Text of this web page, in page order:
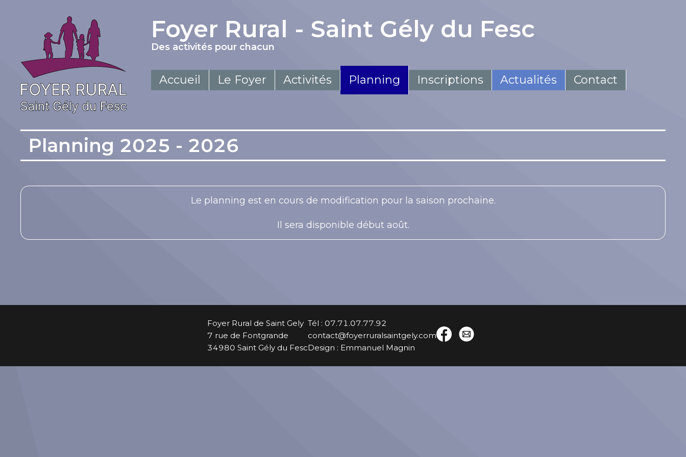
Foyer Rural - Saint Gély du Fesc
Des activités pour chacun
Accueil Le Foyer Activités Planning Inscriptions Actualités Contact
Planning 2025 - 2026
Le planning est en cours de modification pour la saison prochaine.
Il sera disponible début août.
Foyer Rural de Saint Gely
7 rue de Fontgrande
34980 Saint Gély du Fesc
Tél : 07.71.07.77.92
contact@foyerruralsaintgely.com
Design : Emmanuel Magnin